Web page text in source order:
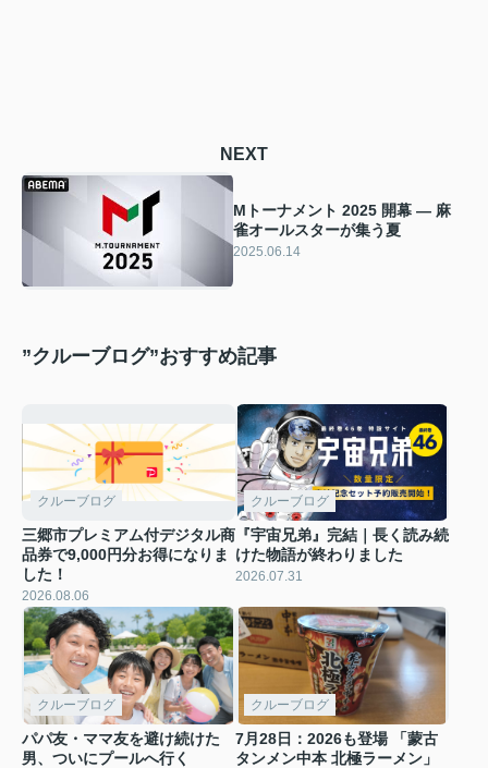
NEXT
Mトーナメント 2025 開幕 — 麻
雀オールスターが集う夏
2025.06.14
”クルーブログ”おすすめ記事
クルーブログ
三郷市プレミアム付デジタル商
品券で9,000円分お得になりま
した！
2026.08.06
クルーブログ
『宇宙兄弟』完結｜長く読み続
けた物語が終わりました
2026.07.31
クルーブログ
パパ友・ママ友を避け続けた
男、ついにプールへ行く
クルーブログ
7月28日：2026も登場 「蒙古
タンメン中本 北極ラーメン」